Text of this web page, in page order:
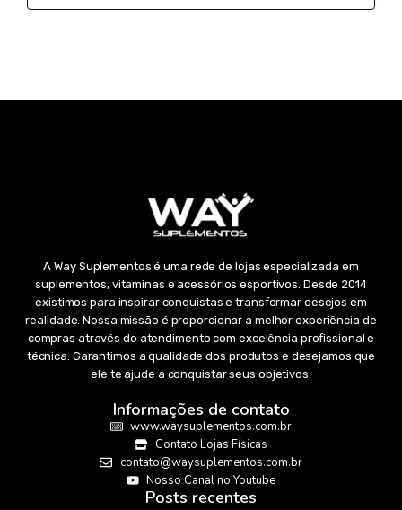
A Way Suplementos é uma rede de lojas especializada em
suplementos, vitaminas e acessórios esportivos. Desde 2014
existimos para inspirar conquistas e transformar desejos em
realidade. Nossa missão é proporcionar a melhor experiência de
compras através do atendimento com excelência profissional e
técnica. Garantimos a qualidade dos produtos e desejamos que
ele te ajude a conquistar seus objetivos.
Informações de contato
www.waysuplementos.com.br
Contato Lojas Físicas
contato@waysuplementos.com.br
Nosso Canal no Youtube
Posts recentes